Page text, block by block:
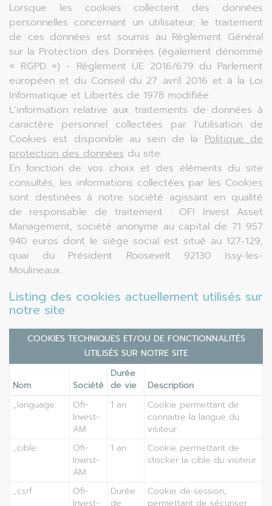
Lorsque les cookies collectent des données
personnelles concernant un utilisateur, le traitement
de ces données est soumis au Règlement Général
sur la Protection des Données (également dénommé
« RGPD ») - Règlement UE 2016/679 du Parlement
européen et du Conseil du 27 avril 2016 et à la Loi
Informatique et Libertés de 1978 modifiée.
L’information relative aux traitements de données à
caractère personnel collectées par l’utilisation de
Cookies est disponible au sein de laPolitique de
protection des données du site.
En fonction de vos choix et des éléments du site
consultés, les informations collectées par les Cookies
sont destinées à notre société agissant en qualité
de responsable de traitement : OFI Invest Asset
Management, société anonyme au capital de 71 957
940 euros dont le siège social est situé au 127-129,
quai du Président Roosevelt 92130 Issy-les-
Moulineaux.
Listing des cookies actuellement utilisés sur
notre site
COOKIES TECHNIQUES ET/OU DE FONCTIONNALITÉS
UTILISÉS SUR NOTRE SITE
Nom Société
Durée
de vie
Description
_language
Ofi-
Invest-
AM
1 an
Cookie permettant de
connaitre la langue du
visiteur
_cible
Ofi-
Invest-
AM
1 an
Cookie permettant de
stocker la cible du visiteur
_csrf
Ofi-
Invest-
Durée
de
Cookie de session,
permettant de sécuriser